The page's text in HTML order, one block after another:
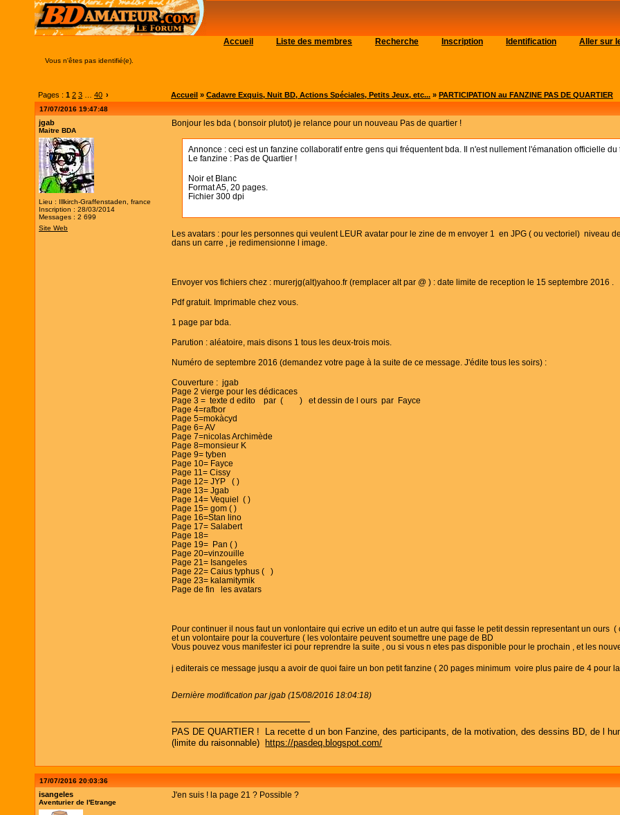
Accueil Liste des membres Recherche Inscription Identification Aller sur
Vous n'êtes pas identifié(e).
Pages : 1 2 3 40 › Accueil » Cadavre Exquis, Nuit BD, Actions Spéciales, Petits Jeux, etc... » PARTICIPATION au FANZINE PAS DE QUARTIER
17/07/2016 19:47:48
jgab
Maitre BDA
Lieu : Illkirch-Graffenstaden, france
Inscription : 28/03/2014
Messages : 2 699
Site Web
Bonjour les bda ( bonsoir plutot) je relance pour un nouveau Pas de quartier !
Annonce : ceci est un fanzine collaboratif entre gens qui fréquentent bda. Il n'est nullement l'émanation officielle du
Le fanzine : Pas de Quartier !
Noir et Blanc
Format A5, 20 pages.
Fichier 300 dpi
Les avatars : pour les personnes qui veulent LEUR avatar pour le zine de m envoyer 1 en JPG ( ou vectoriel) niveau
dans un carre , je redimensionne l image.
Envoyer vos fichiers chez : murerjg(alt)yahoo.fr (remplacer alt par @ ) : date limite de reception le 15 septembre 2016 .
Pdf gratuit. Imprimable chez vous.
1 page par bda.
Parution : aléatoire, mais disons 1 tous les deux-trois mois.
Numéro de septembre 2016 (demandez votre page à la suite de ce message. J'édite tous les soirs) :
Couverture : jgab
Page 2 vierge pour les dédicaces
Page 3 = texte d edito par ( ) et dessin de l ours par Fayce
Page 4=rafbor
Page 5=mokàcyd
Page 6= AV
Page 7=nicolas Archimède
Page 8=monsieur K
Page 9= tyben
Page 10= Fayce
Page 11= Cissy
Page 12= JYP ( )
Page 13= Jgab
Page 14= Vequiel ( )
Page 15= gom ( )
Page 16=Stan lino
Page 17= Salabert
Page 18=
Page 19= Pan ( )
Page 20=vinzouille
Page 21= Isangeles
Page 22= Caius typhus ( )
Page 23= kalamitymik
Page de fin les avatars
Pour continuer il nous faut un vonlontaire qui ecrive un edito et un autre qui fasse le petit dessin representant un ours (
et un volontaire pour la couverture ( les volontaire peuvent soumettre une page de BD
Vous pouvez vous manifester ici pour reprendre la suite , ou si vous n etes pas disponible pour le prochain , et les
j editerais ce message jusqu a avoir de quoi faire un bon petit fanzine ( 20 pages minimum voire plus paire de 4 pour
Dernière modification par jgab (15/08/2016 18:04:18)
PAS DE QUARTIER ! La recette d un bon Fanzine, des participants, de la motivation, des dessins BD, de l
(limite du raisonnable)
https://pasdeq.blogspot.com/
17/07/2016 20:03:36
isangeles
Aventurier de l'Etrange
J'en suis ! la page 21 ? Possible ?